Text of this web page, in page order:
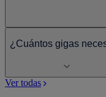
¿Cuántos gigas
Ver todas